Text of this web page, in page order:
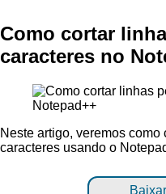
Como cortar
caracteres no
Neste artigo, veremos
caracteres usando o